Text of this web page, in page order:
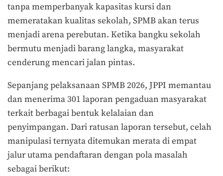
tanpa memperbanyak kapasitas kursi dan
memeratakan kualitas sekolah, SPMB akan terus
menjadi arena perebutan. Ketika bangku sekolah
bermutu menjadi barang langka, masyarakat
cenderung mencari jalan pintas.
Sepanjang pelaksanaan SPMB 2026, JPPI memantau
dan menerima 301 laporan pengaduan masyarakat
terkait berbagai bentuk kelalaian dan
penyimpangan. Dari ratusan laporan tersebut, celah
manipulasi ternyata ditemukan merata di empat
jalur utama pendaftaran dengan pola masalah
sebagai berikut: